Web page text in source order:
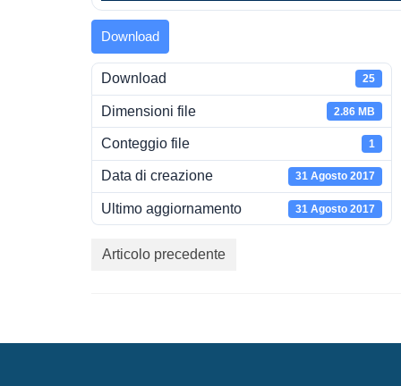
Download
Download 25
Dimensioni file 2.86 MB
Conteggio file 1
Data di creazione 31 Agosto 2017
Ultimo aggiornamento 31 Agosto 2017
Articolo precedente